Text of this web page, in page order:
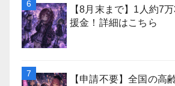
【8月末まで】1人約7
援金！詳細はこちら
【申請不要】全国の高